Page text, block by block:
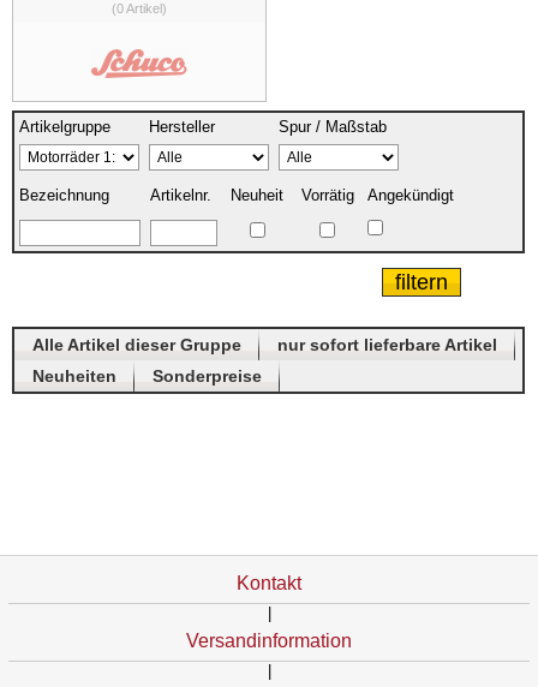
(0 Artikel)
Artikelgruppe Hersteller Spur / Maßstab
Bezeichnung Artikelnr. Neuheit Vorrätig Angekündigt
Alle Artikel dieser Gruppe
nur sofort lieferbare Artikel
Neuheiten
Sonderpreise
Kontakt
Versandinformation